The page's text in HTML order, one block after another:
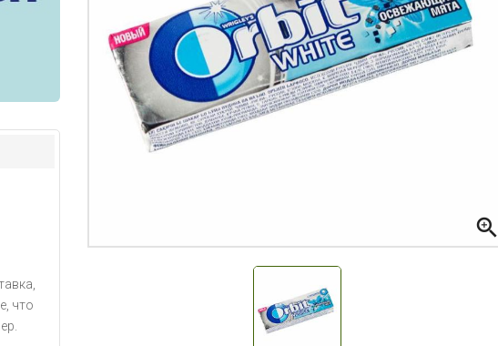
что
Александр П. Ольга Кузяева
привезли раньше назначенного
времени. Курьер Анвар, спасибо ему!
